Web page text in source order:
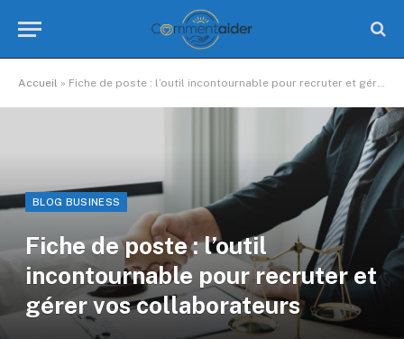
Accueil » Fiche de poste : l’outil incontournable pour recruter et gérer vos collaborateurs
BLOG BUSINESS
Fiche de poste : l’outil
incontournable pour recruter et
gérer vos collaborateurs